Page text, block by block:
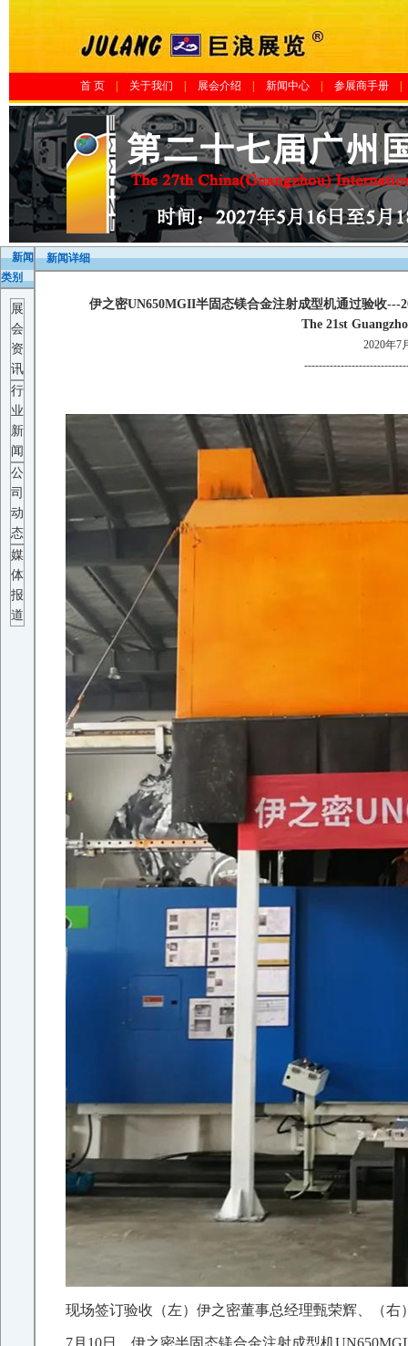
首 页 关于我们 展会介绍 新闻中心 参展商手册|
新闻
类别
展
会
资
讯
行
业
新
闻
公
司
动
态
媒
体
报
道
新闻详细
伊之密UN650MGII半固态镁合金注射成型机通过验收
The 21st
2020年7
现场签订验收（左）伊之密董事总经理甄荣辉、（右
7月10日，伊之密半固态镁合金注射成型机